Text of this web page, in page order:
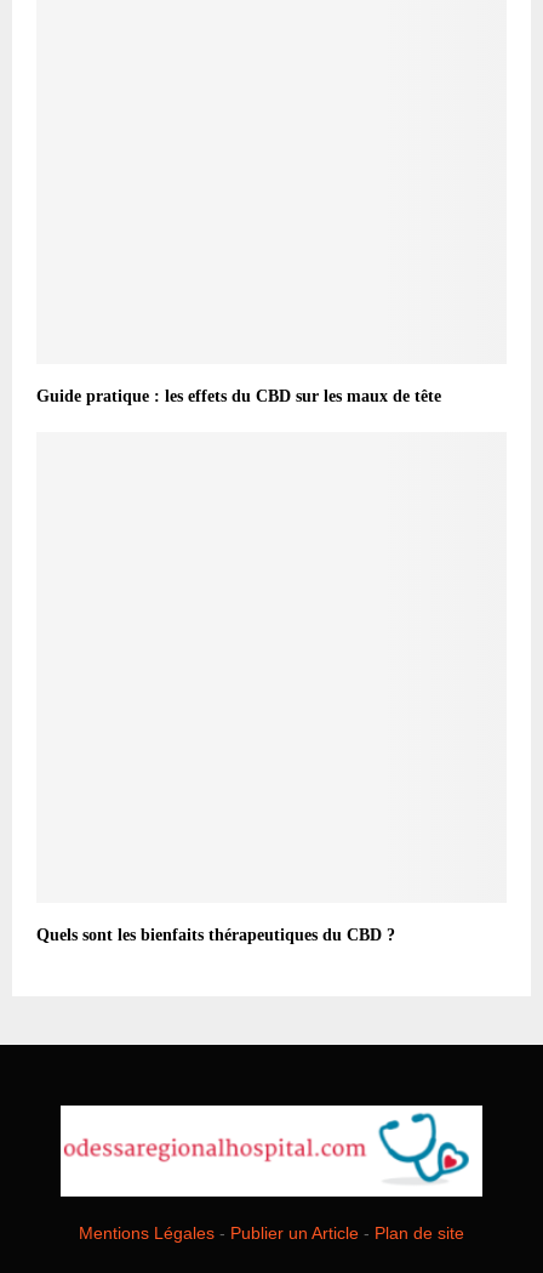
Guide pratique : les effets du CBD sur les maux de tête
Quels sont les bienfaits thérapeutiques du CBD ?
Mentions Légales - Publier un Article - Plan de site